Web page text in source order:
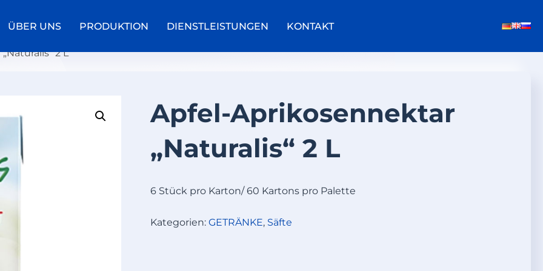
ÜBER UNS PRODUKTION DIENSTLEISTUNGEN KONTAKT
2 L
Apfel-Aprikosennektar
„Naturalis“ 2 L
6 Stück pro Karton/ 60 Kartons pro Palette
Kategorien:GETRÄNKE, Säfte
P
R
I
N